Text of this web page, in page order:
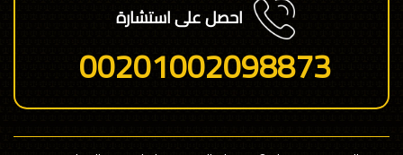
احصل على استشارة
00201002098873